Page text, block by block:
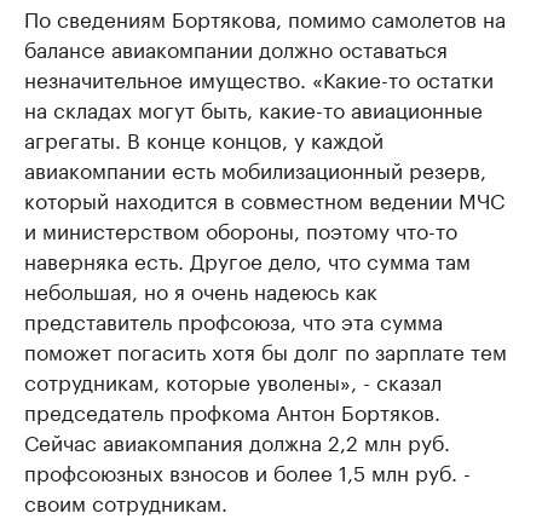
По сведениям Бортякова, помимо самолетов на
балансе авиакомпании должно оставаться
незначительное имущество. «Какие-то остатки
на складах могут быть, какие-то авиационные
агрегаты. В конце концов, у каждой
авиакомпании есть мобилизационный резерв,
который находится в совместном ведении МЧС
и министерством обороны, поэтому что-то
наверняка есть. Другое дело, что сумма там
небольшая, но я очень надеюсь как
представитель профсоюза, что эта сумма
поможет погасить хотя бы долг по зарплате тем
сотрудникам, которые уволены», - сказал
председатель профкома Антон Бортяков.
Сейчас авиакомпания должна 2,2 млн руб.
профсоюзных взносов и более 1,5 млн руб. -
своим сотрудникам.